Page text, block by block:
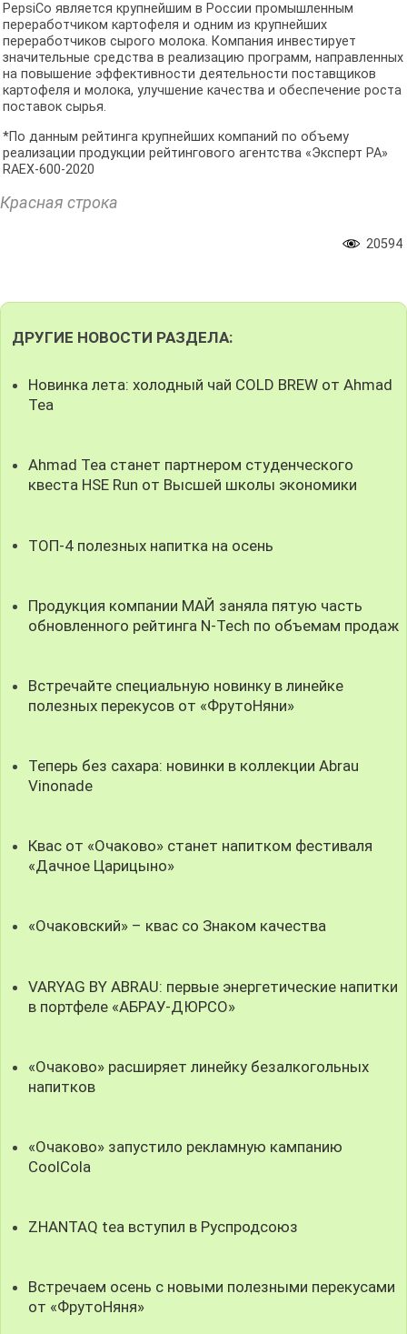
PepsiCo является крупнейшим в России промышленным
переработчиком картофеля и одним из крупнейших
переработчиков сырого молока. Компания инвестирует
значительные средства в реализацию программ, направленных
на повышение эффективности деятельности поставщиков
картофеля и молока, улучшение качества и обеспечение роста
поставок сырья.
*По данным рейтинга крупнейших компаний по объему
реализации продукции рейтингового агентства «Эксперт РА»
RAEX-600-2020
Красная строка
20594
ДРУГИЕ НОВОСТИ РАЗДЕЛА:
Новинка лета: холодный чай COLD BREW от Ahmad
Tea
Ahmad Tea станет партнером студенческого
квеста HSE Run от Высшей школы экономики
ТОП-4 полезных напитка на осень
Продукция компании МАЙ заняла пятую часть
обновленного рейтинга N-Tech по объемам продаж
Встречайте специальную новинку в линейке
полезных перекусов от «ФрутоНяни»
Теперь без сахара: новинки в коллекции Abrau
Vinonade
Квас от «Очаково» станет напитком фестиваля
«Дачное Царицыно»
«Очаковский» – квас со Знаком качества
VARYAG BY ABRAU: первые энергетические напитки
в портфеле «АБРАУ-ДЮРСО»
«Очаково» расширяет линейку безалкогольных
напитков
«Очаково» запустило рекламную кампанию
CoolCola
ZHANTAQ tea вступил в Руспродсоюз
Встречаем осень с новыми полезными перекусами
от «ФрутоНяня»